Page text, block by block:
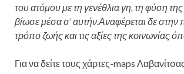
του ατόμου με τη γενέθλια γη, τη φύση
βίωσε μέσα σ’ αυτήν.Αναφέρεται δε
τρόπο ζωής και τις αξίες της κοινωνίας
Για να δείτε τους χάρτες-maps